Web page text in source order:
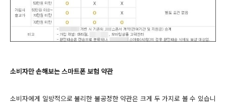
소비자만 손해보는스마트폰 보험 약관
소비자에게 일방적으로 불리한 불공정한 약관은 크게 두 가지로 볼 수 있습니